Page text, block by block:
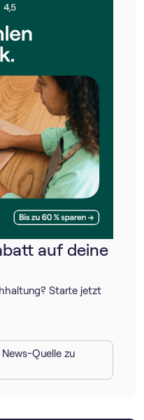
auf deine
Starte jetzt
Quelle zu